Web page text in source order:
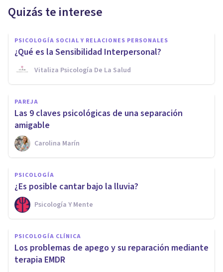
Quizás te interese
PSICOLOGÍA SOCIAL Y RELACIONES PERSONALES
¿Qué es la Sensibilidad Interpersonal?
Vitaliza Psicología De La Salud
PAREJA
Las 9 claves psicológicas de una separación
amigable
Carolina Marín
PSICOLOGÍA
¿Es posible cantar bajo la lluvia?
Psicología Y Mente
PSICOLOGÍA CLÍNICA
Los problemas de apego y su reparación mediante
terapia EMDR